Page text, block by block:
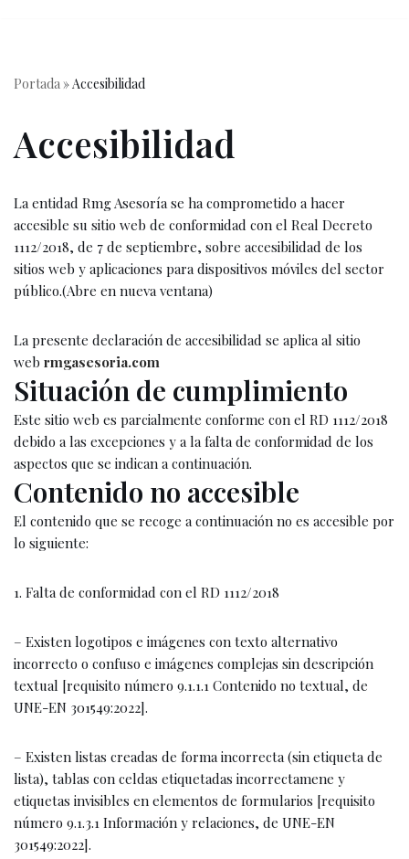
contenido
Portada»Accesibilidad
Accesibilidad
La entidad Rmg Asesoría se ha comprometido a hacer
accesible su sitio web de conformidad con el Real Decreto
1112/2018, de 7 de septiembre, sobre accesibilidad de los
sitios web y aplicaciones para dispositivos móviles del sector
público.(Abre en nueva ventana)
La presente declaración de accesibilidad se aplica al sitio
web rmgasesoria.com
Situación de cumplimiento
Este sitio web es parcialmente conforme con el RD 1112/2018
debido a las excepciones y a la falta de conformidad de los
aspectos que se indican a continuación.
Contenido no accesible
El contenido que se recoge a continuación no es accesible por
lo siguiente:
1. Falta de conformidad con el RD 1112/2018
– Existen logotipos e imágenes con texto alternativo
incorrecto o confuso e imágenes complejas sin descripción
textual [requisito número 9.1.1.1 Contenido no textual, de
UNE-EN 301549:2022].
– Existen listas creadas de forma incorrecta (sin etiqueta de
lista), tablas con celdas etiquetadas incorrectamene y
etiquetas invisibles en elementos de formularios [requisito
número 9.1.3.1 Información y relaciones, de UNE-EN
301549:2022].